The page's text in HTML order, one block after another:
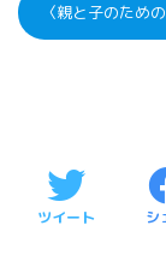
〈親と子のため
ツイート シ